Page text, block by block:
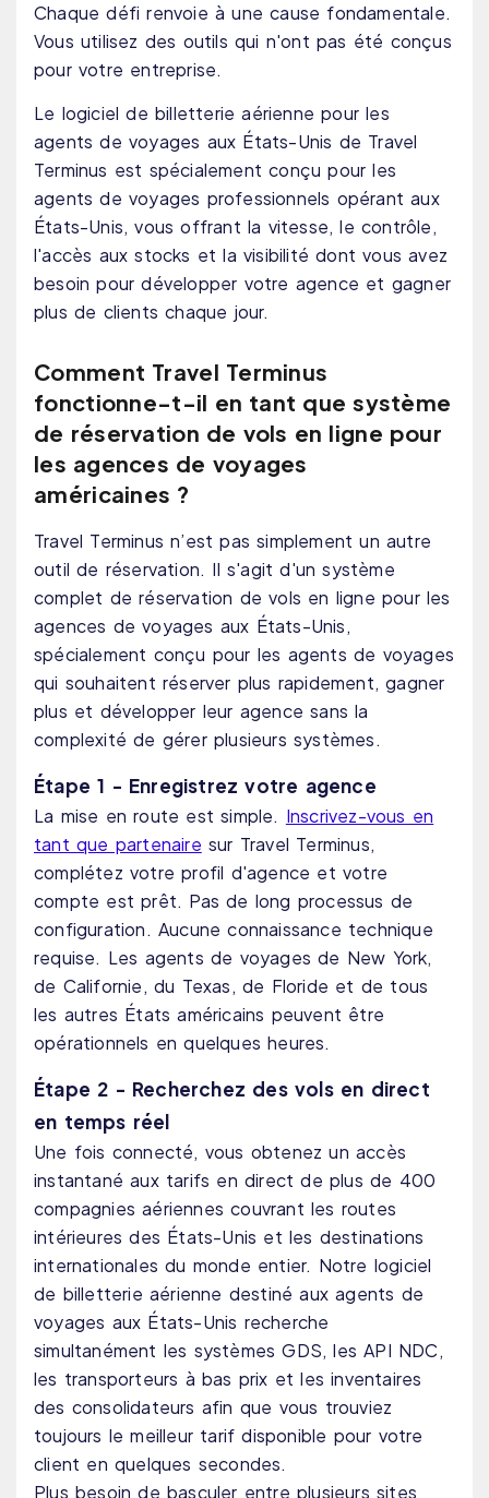
Chaque défi renvoie à une cause fondamentale.
Vous utilisez des outils qui n'ont pas été conçus
pour votre entreprise.
Le logiciel de billetterie aérienne pour les
agents de voyages aux États-Unis de Travel
Terminus est spécialement conçu pour les
agents de voyages professionnels opérant aux
États-Unis, vous offrant la vitesse, le contrôle,
l'accès aux stocks et la visibilité dont vous avez
besoin pour développer votre agence et gagner
plus de clients chaque jour.
Comment Travel Terminus
fonctionne-t-il en tant que système
de réservation de vols en ligne pour
les agences de voyages
américaines ?
Travel Terminus n’est pas simplement un autre
outil de réservation. Il s'agit d'un système
complet de réservation de vols en ligne pour les
agences de voyages aux États-Unis,
spécialement conçu pour les agents de voyages
qui souhaitent réserver plus rapidement, gagner
plus et développer leur agence sans la
complexité de gérer plusieurs systèmes.
Étape 1 - Enregistrez votre agence
La mise en route est simple. Inscrivez-vous en
tant que partenaire sur Travel Terminus,
complétez votre profil d'agence et votre
compte est prêt. Pas de long processus de
configuration. Aucune connaissance technique
requise. Les agents de voyages de New York,
de Californie, du Texas, de Floride et de tous
les autres États américains peuvent être
opérationnels en quelques heures.
Étape 2 - Recherchez des vols en direct
en temps réel
Une fois connecté, vous obtenez un accès
instantané aux tarifs en direct de plus de 400
compagnies aériennes couvrant les routes
intérieures des États-Unis et les destinations
internationales du monde entier. Notre logiciel
de billetterie aérienne destiné aux agents de
voyages aux États-Unis recherche
simultanément les systèmes GDS, les API NDC,
les transporteurs à bas prix et les inventaires
des consolidateurs afin que vous trouviez
toujours le meilleur tarif disponible pour votre
client en quelques secondes.
Plus besoin de basculer entre plusieurs sites